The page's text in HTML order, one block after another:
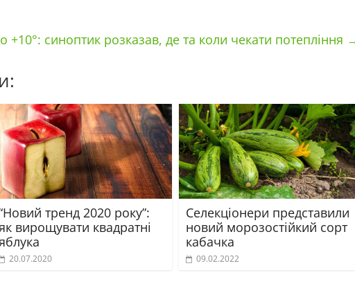
+10°: синоптик розказав, де та коли чекати потепління
тренд 2020 року”:
вирощувати квадратні
20.07.2020
Селекціонери представили
новий морозостійкий сорт
кабачка
09.02.2022